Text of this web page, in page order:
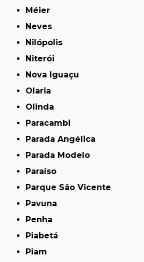
Méier
Neves
Nilópolis
Niterói
Nova Iguaçu
Olaria
Olinda
Paracambi
Parada Angélica
Parada Modelo
Paraíso
Parque São Vicente
Pavuna
Penha
Piabetá
Piam